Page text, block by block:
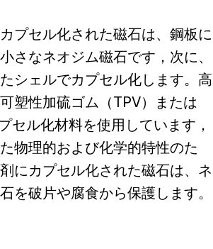
プセル化された磁石は、鋼板に
さなネオジム磁石です，次に、
シェルでカプセル化します。高
塑性加硫ゴム（TPV）または
セル化材料を使用しています，
物理的および化学的特性のた
にカプセル化された磁石は、ネ
を破片や腐食から保護します。